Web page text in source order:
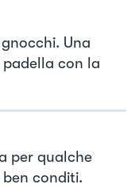
Una
con la
per qualche
conditi.